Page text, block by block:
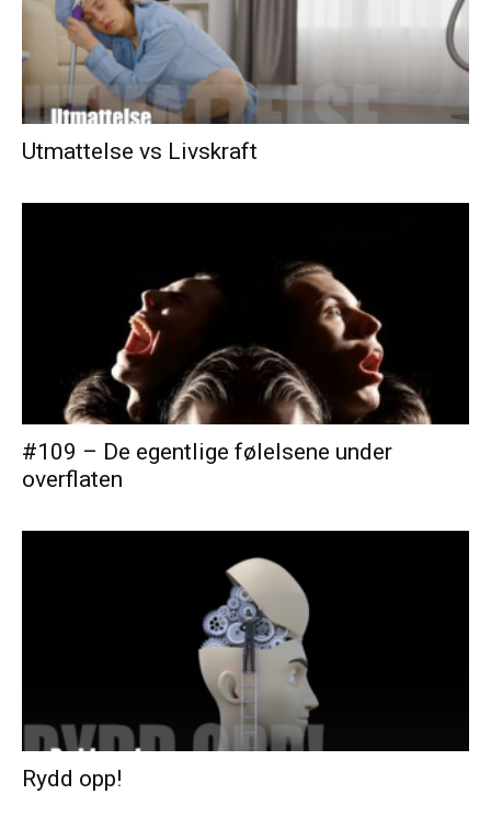
Utmattelse vs Livskraft
#109 – De egentlige følelsene under
overflaten
Rydd opp!